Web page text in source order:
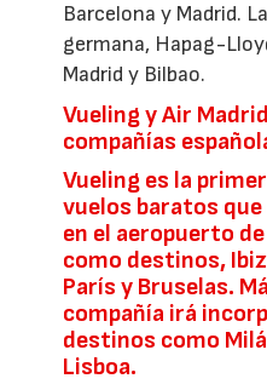
Barcelona y Madrid.
germana, Hapag-
Madrid y Bilbao.
Vueling y Air
compañías
Vueling es la
vuelos baratos
en el aeropuerto
como destinos,
París y Bruselas.
compañía irá
destinos como
Lisboa.